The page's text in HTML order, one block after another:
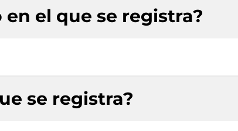
el que se registra?
se registra?